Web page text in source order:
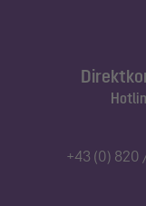
+43 (0) 820